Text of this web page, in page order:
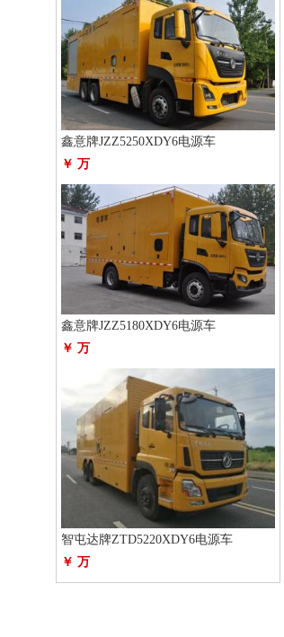
鑫意牌JZZ5250XDY6电源车
￥ 万
鑫意牌JZZ5180XDY6电源车
￥ 万
智屯达牌ZTD5220XDY6电源车
￥ 万